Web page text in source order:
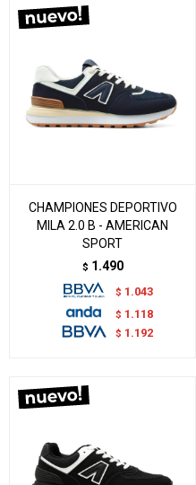
CHAMPIONES DEPORTIVO
MILA 2.0 B - AMERICAN
SPORT
$ 1.490
$ 1.043
$ 1.118
$ 1.192